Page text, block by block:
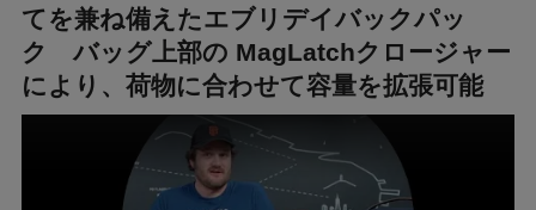
てを兼ね備えたエブリデイバックパッ
ク バッグ上部の MagLatchクロージャー
により、荷物に合わせて容量を拡張可能